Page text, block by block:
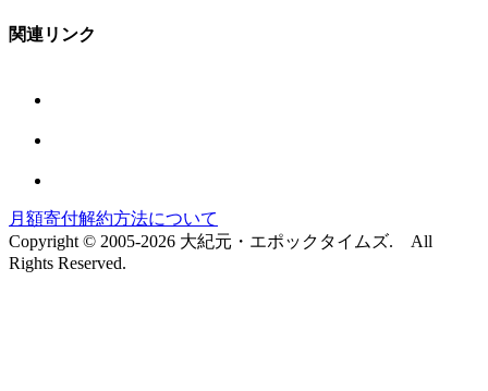
関連リンク
月額寄付解約方法について
Copyright © 2005-2026 大紀元・エポックタイムズ. All
Rights Reserved.